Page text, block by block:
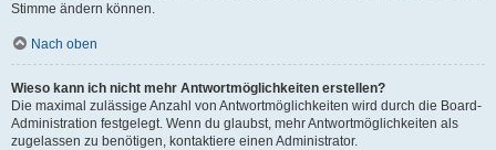
Stimme ändern können.
Nach oben
Wieso kann ich nicht mehr Antwortmöglichkeiten erstellen?
Die maximal zulässige Anzahl von Antwortmöglichkeiten wird durch die Board-
Administration festgelegt. Wenn du glaubst, mehr Antwortmöglichkeiten als
zugelassen zu benötigen, kontaktiere einen Administrator.